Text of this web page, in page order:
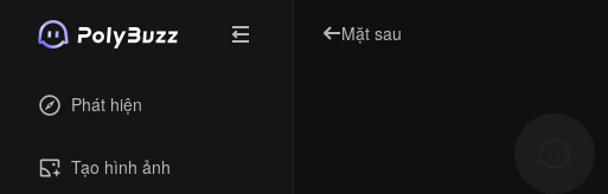
Phát hiện
Tạo hình ảnh
Mặt sau